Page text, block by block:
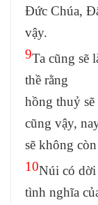
Đức Chúa,
vậy.
9Ta cũng sẽ
thề rằng
hồng thuỷ sẽ
cũng vậy,
sẽ không
10Núi có dời
tình nghĩa